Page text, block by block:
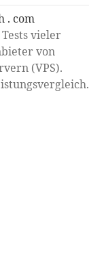
. com
vieler
von
(VPS).